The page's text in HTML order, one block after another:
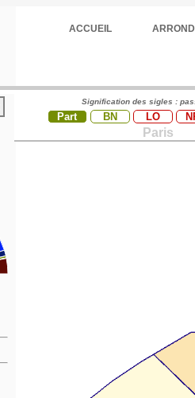
ACCUEIL
Signification des sigles :
Part BN LO
Paris